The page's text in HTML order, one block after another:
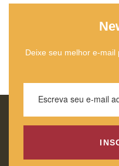
Deixe seu melhor e-